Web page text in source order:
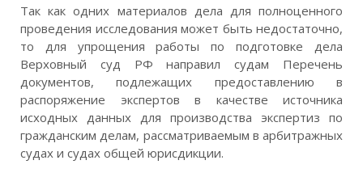
Так как одних материалов дела для полноценного
проведения исследования может быть недостаточно,
то для упрощения работы по подготовке дела
Верховный суд РФ направил судам Перечень
документов, подлежащих предоставлению в
распоряжение экспертов в качестве источника
исходных данных для производства экспертиз по
гражданским делам, рассматриваемым в арбитражных
судах и судах общей юрисдикции.